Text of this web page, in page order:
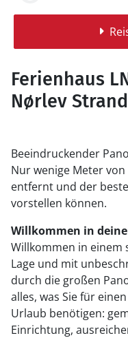
Ferienhaus
Nørlev Strand
Beeindruckender
Nur wenige Meter
entfernt und der
vorstellen können.
Willkommen in
Willkommen in einem
Lage und mit
durch die großen
alles, was Sie für
Urlaub benötigen:
Einrichtung,